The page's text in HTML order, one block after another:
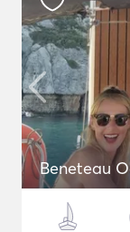
Beneteau